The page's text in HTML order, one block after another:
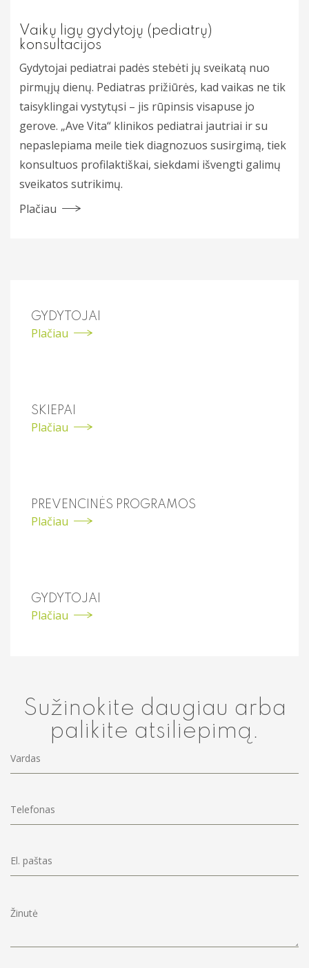
Nefrologija
Neurochirugija
Neurologija
Oftalmologija
Otorinolaringologija (LOR)
Ortopedija traumatologija
Pulmonologija
Urologija
Vaikų ligų gydytojų (pediatrų)
konsultacijos
Gydytojai pediatrai padės stebėti jų sveikatą nuo
pirmųjų dienų. Pediatras prižiūrės, kad vaikas ne tik
taisyklingai vystytųsi – jis rūpinsis visapuse jo
gerove. „Ave Vita“ klinikos pediatrai jautriai ir su
nepaslepiama meile tiek diagnozuos susirgimą, tiek
konsultuos profilaktiškai, siekdami išvengti galimų
sveikatos sutrikimų.
Plačiau
GYDYTOJAI
Plačiau
SKIEPAI
Plačiau
PREVENCINĖS PROGRAMOS
Plačiau
GYDYTOJAI
Plačiau
Sužinokite daugiau arba
palikite atsiliepimą.